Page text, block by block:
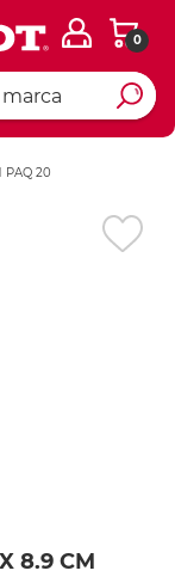
0
PAQ 20
8.9 CM
Ingresar Codigo